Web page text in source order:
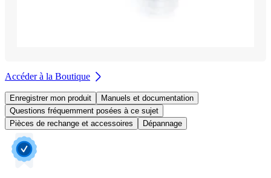
Accéder à la Boutique
Enregistrer mon produit
Manuels et documentation
Questions fréquemment posées à ce sujet
Pièces de rechange et accessoires
Dépannage